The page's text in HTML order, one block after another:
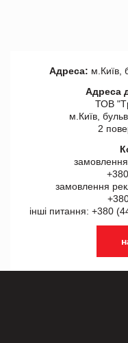
Адреса: м.Київ,
Адреса
ТОВ
м.Київ,
2
замовлення
замовлення
інші питання: +380